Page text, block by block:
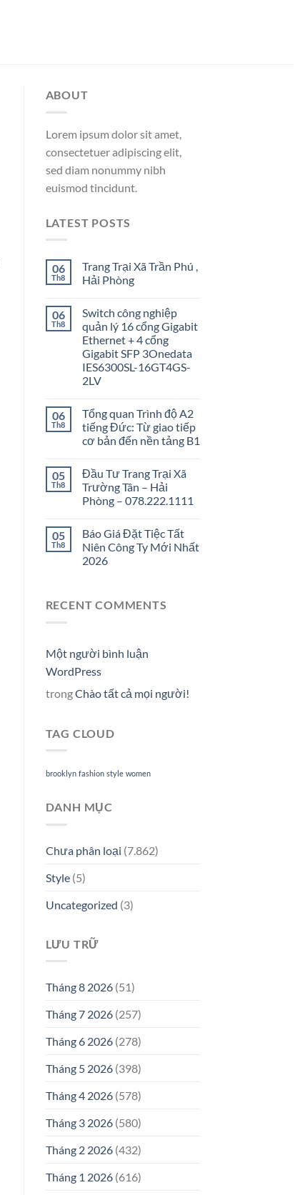
ABOUT
Lorem ipsum dolor sit amet,
consectetuer adipiscing elit,
sed diam nonummy nibh
euismod tincidunt.
LATEST POSTS
06
Th8
Trang Trại Xã Trần Phú ,
Hải Phòng
06
Th8
Switch công nghiệp
quản lý 16 cổng Gigabit
Ethernet + 4 cổng
Gigabit SFP 3Onedata
IES6300SL-16GT4GS-
2LV
06
Th8
Tổng quan Trình độ A2
tiếng Đức: Từ giao tiếp
cơ bản đến nền tảng B1
05
Th8
Đầu Tư Trang Trại Xã
Trường Tân – Hải
Phòng – 078.222.1111
05
Th8
Báo Giá Đặt Tiệc Tất
Niên Công Ty Mới Nhất
2026
RECENT COMMENTS
Một người bình luận
WordPress
trongChào tất cả mọi người!
TAG CLOUD
brooklyn fashion style women
DANH MỤC
Chưa phân loại (7.862)
Style(5)
Uncategorized (3)
LƯU TRỮ
Tháng 8 2026(51)
Tháng 7 2026(257)
Tháng 6 2026(278)
Tháng 5 2026(398)
Tháng 4 2026(578)
Tháng 3 2026(580)
Tháng 2 2026(432)
Tháng 1 2026(616)